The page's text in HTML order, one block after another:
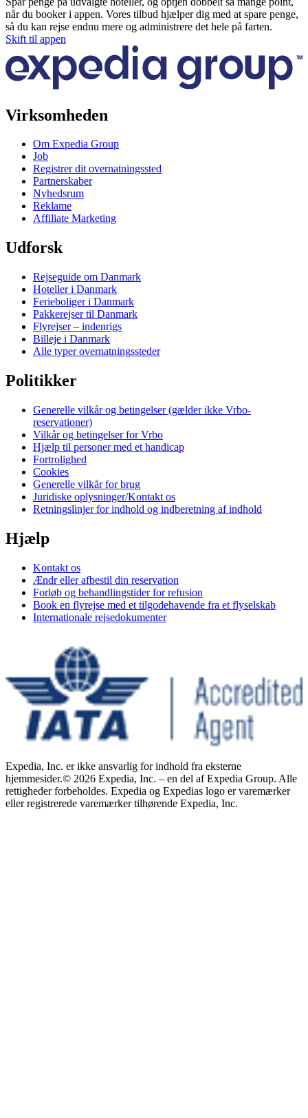
når du booker i appen. Vores tilbud hjælper dig med at spare penge,
så du kan rejse endnu mere og administrere det hele på farten.
Skift til appen
Virksomheden
Om Expedia Group
Job
Registrer dit overnatningssted
Partnerskaber
Nyhedsrum
Reklame
Affiliate Marketing
Udforsk
Rejseguide om Danmark
Hoteller i Danmark
Ferieboliger i Danmark
Pakkerejser til Danmark
Flyrejser – indenrigs
Billeje i Danmark
Alle typer overnatningssteder
Politikker
Generelle vilkår og betingelser (gælder ikke Vrbo-
reservationer)
Vilkår og betingelser for Vrbo
Hjælp til personer med et handicap
Fortrolighed
Cookies
Generelle vilkår for brug
Juridiske oplysninger/Kontakt os
Retningslinjer for indhold og indberetning af indhold
Hjælp
Kontakt os
Ændr eller afbestil din reservation
Forløb og behandlingstider for refusion
Book en flyrejse med et tilgodehavende fra et flyselskab
Internationale rejsedokumenter
Expedia, Inc. er ikke ansvarlig for indhold fra eksterne
hjemmesider.© 2026 Expedia, Inc. – en del af Expedia Group. Alle
rettigheder forbeholdes. Expedia og Expedias logo er varemærker
eller registrerede varemærker tilhørende Expedia, Inc.